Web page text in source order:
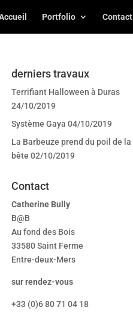
Portfolio Contact
derniers travaux
Terrifiant Halloween à Duras
24/10/2019
Système Gaya 04/10/2019
La Barbeuze prend du poil de la
bête 02/10/2019
Contact
Catherine Bully
B@B
Au fond des Bois
33580 Saint Ferme
Entre-deux-Mers
sur rendez-vous
+33 (0)6 80 71 04 18